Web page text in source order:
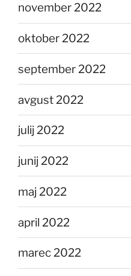
november 2022
oktober 2022
september 2022
avgust 2022
julij 2022
junij 2022
maj 2022
april 2022
marec 2022